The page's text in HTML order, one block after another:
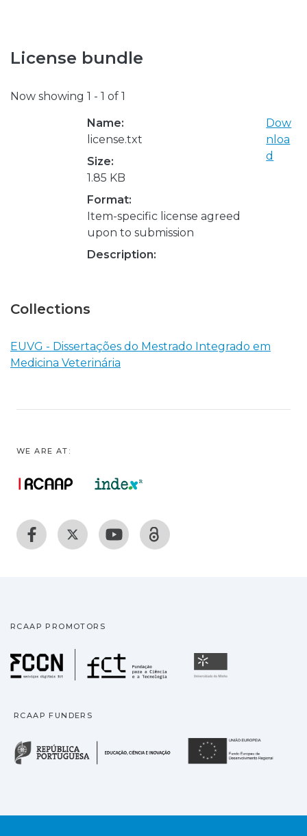
License bundle
Now showing 1 - 1 of 1
Name:
license.txt
Size:
1.85 KB
Format:
Item-specific license agreed
upon to submission
Description:
Dow
nloa
d
Collections
EUVG - Dissertações do Mestrado Integrado em
Medicina Veterinária
WE ARE AT:
RCAAP PROMOTORS
Fundação para a
RCAAP FUNDERS
República Portuguesa